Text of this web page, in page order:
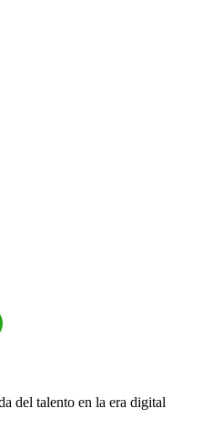
del talento en la era digital